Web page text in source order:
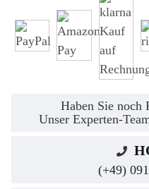
Haben Sie noch
Unser Experten-
(+49)